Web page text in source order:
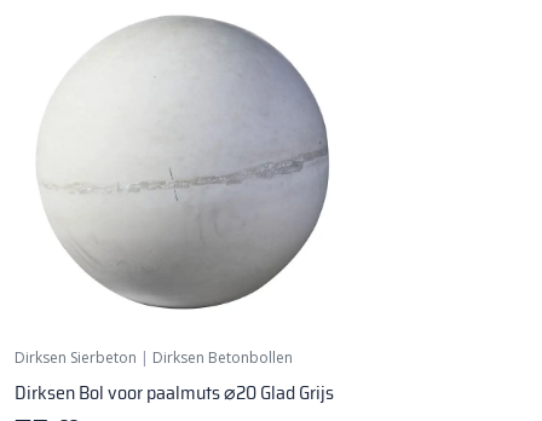
Dirksen Sierbeton | Dirksen Betonbollen
Dirksen Bol voor paalmuts ⌀20 Glad Grijs